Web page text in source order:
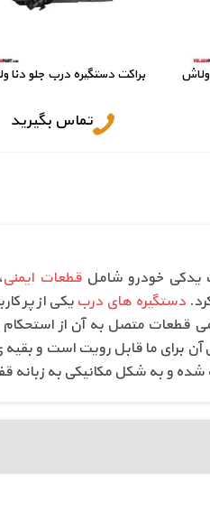
براکت دستگیره درب جلو دنا
تماس بگیرید
یدکی خودرو شاملقطعات ایمنی،
دستگیره های درب یکی از پر
قطعات متصل به آن از استحکام
برای ما قابل رویت است و بقیه
و به شکل مکانیکی به زبانه